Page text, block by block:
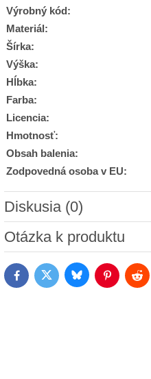
Výrobný kód:
Materiál:
Šírka:
Výška:
Hĺbka:
Farba:
Licencia:
Hmotnosť:
Obsah balenia:
Zodpovedná osoba v EU:
Diskusia (0)
Nový komentár
Otázka k produktu
FacebookTwitter BlueskyPinterest